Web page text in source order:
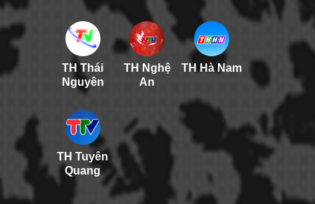
TH Thái
Nguyên
TH Nghệ
An
TH Hà Nam
TH Tuyên
Quang